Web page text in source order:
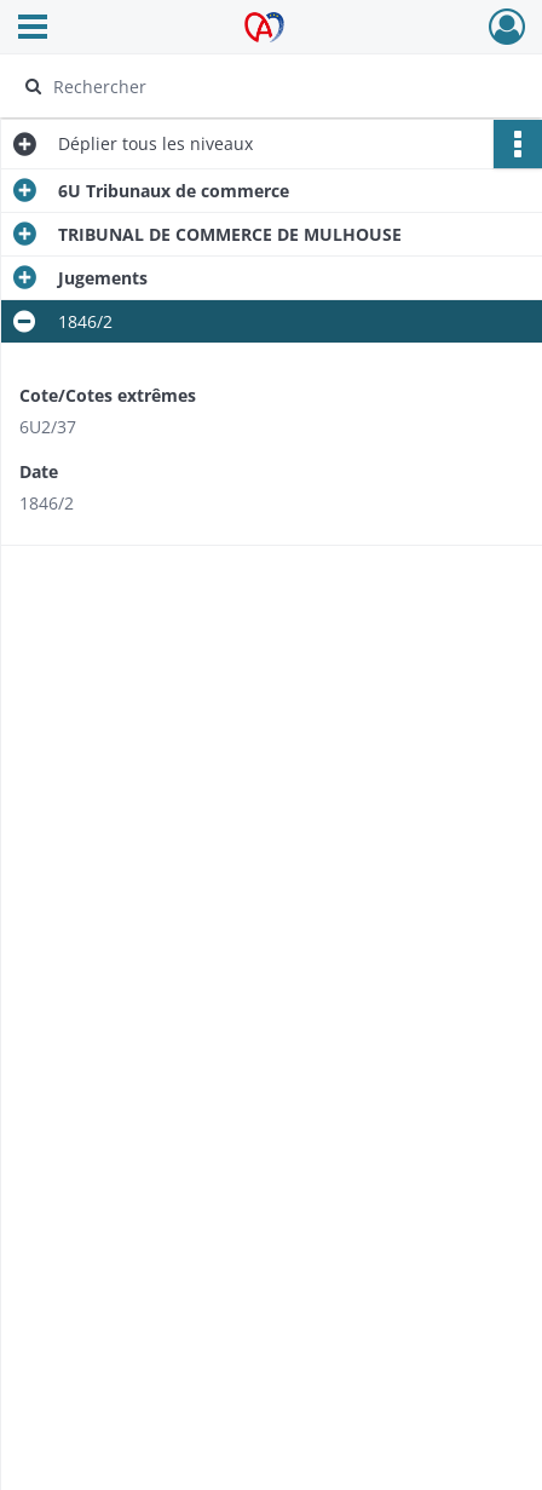
Archives Alsace - Colmar
Ouvrir le menu déroulant
Déplier tous les niveaux
6U Tribunaux de commerce
TRIBUNAL DE COMMERCE DE MULHOUSE
Jugements
1846/2
Cote/Cotes extrêmes
6U2/37
Date
1846/2